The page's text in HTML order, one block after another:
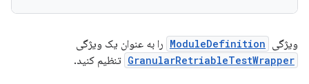
ویژگی ModuleDefinition را به عنوان یک ویژگی
GranularRetriableTestWrapper تنظیم کنید.